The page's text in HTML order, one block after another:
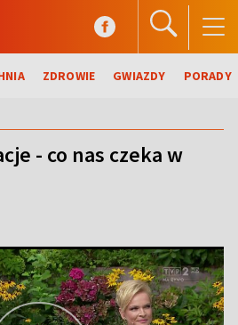
ZDROWIE GWIAZDY PORADY
- co nas czeka w